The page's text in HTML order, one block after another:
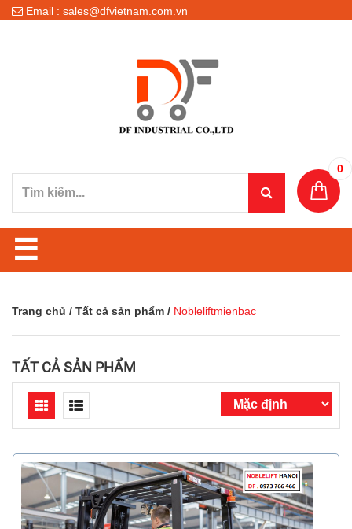
Email : sales@dfvietnam.com.vn
0
☰
Trang chủ / Tất cả sản phẩm / Nobleliftmienbac
TẤT CẢ SẢN PHẨM